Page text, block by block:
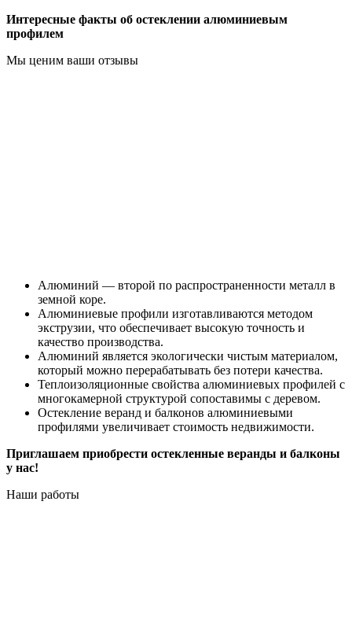
Интересные факты об остеклении алюминиевым
профилем
Мы ценим ваши отзывы
Алюминий — второй по распространенности металл в
земной коре.
Алюминиевые профили изготавливаются методом
экструзии, что обеспечивает высокую точность и
качество производства.
Алюминий является экологически чистым материалом,
который можно перерабатывать без потери качества.
Теплоизоляционные свойства алюминиевых профилей с
многокамерной структурой сопоставимы с деревом.
Остекление веранд и балконов алюминиевыми
профилями увеличивает стоимость недвижимости.
Приглашаем приобрести остекленные веранды и балконы
у нас!
Наши работы